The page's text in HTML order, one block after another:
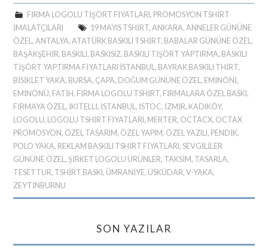
FIRMA LOGOLU TIŞÖRT FIYATLARI, PROMOSYON TSHIRT
IMALATÇILARI
19 MAYIS TSHIRT, ANKARA, ANNELER GÜNÜNE
ÖZEL,ANTALYA,ATATÜRK BASKILI TSHIRT, BABALAR GÜNÜNE ÖZEL,
BAŞAKŞEHIR, BASKILI, BASKISIZ, BASKILI TIŞÖRT YAPTIRMA, BASKILI
TIŞÖRT YAPTIRMA FIYATLARI ISTANBUL, BAYRAK BASKILI THIRT,
BİSİKLET YAKA, BURSA, ÇAPA, DOĞUM GÜNÜNE ÖZEL, EMINÖNI,
EMINÖNÜ, FATIH, FIRMA LOGOLU TSHIRT, FIRMALARA ÖZEL BASKI,
FIRMAYA ÖZEL, IKITELLI, ISTANBUL, İSTOC, İZMIR, KADIKÖY,
LOGOLU, LOGOLU TSHIRT FIYATLARI, MERTER, OCTACX, OCTAX
PROMOSYON, ÖZEL TASARIM, ÖZEL YAPIM, ÖZEL YAZILI, PENDIK,
POLO YAKA, REKLAM BASKILI TSHIRT FIYATLARI,SEVGILILER
GÜNÜNE ÖZEL, ŞIRKET LOGOLU ÜRÜNLER, TAKSIM, TASARLA,
TESETTUR, TSHIRT BASKI, ÜMRANIYE, ÜSKÜDAR,V-YAKA,
ZEYTINBURNU
SON YAZILAR